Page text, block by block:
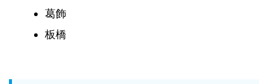
葛飾
板橋